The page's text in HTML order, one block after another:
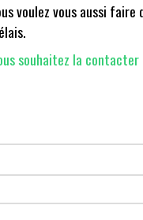
voulez vous aussi
souhaitez la